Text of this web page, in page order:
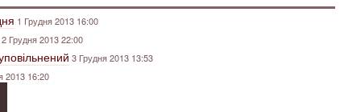
1 Грудня 2013 16:00
2 Грудня 2013 22:00
3 Грудня 2013 13:53
2013 16:20